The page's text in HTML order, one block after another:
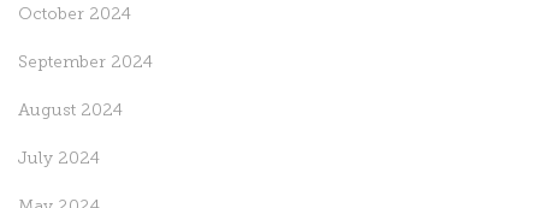
October 2024
September 2024
August 2024
July 2024